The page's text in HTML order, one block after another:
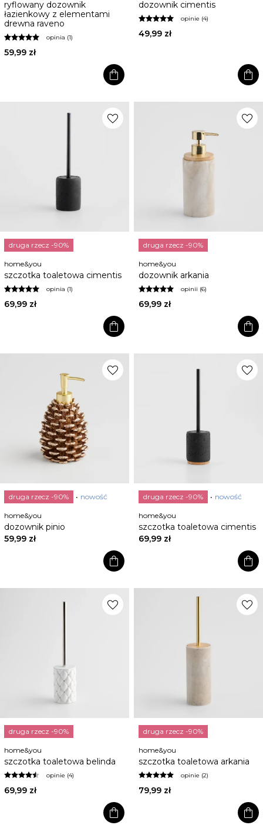
ryflowany dozownik
łazienkowy z elementami
drewna raveno
opinia (1)
59,99 zł
shopping_bag
dozownik cimentis
opinie (4)
49,99 zł
shopping_bag
favorite
druga rzecz -90%
home&you
szczotka toaletowa cimentis
opinia (1)
69,99 zł
shopping_bag
favorite
druga rzecz -90%
home&you
dozownik arkania
opinii (6)
69,99 zł
shopping_bag
favorite
druga rzecz -90% nowość
home&you
dozownik pinio
59,99 zł
shopping_bag
favorite
druga rzecz -90% nowość
home&you
szczotka toaletowa cimentis
69,99 zł
shopping_bag
favorite
druga rzecz -90%
home&you
szczotka toaletowa belinda
opinie (4)
69,99 zł
shopping_bag
favorite
druga rzecz -90%
home&you
szczotka toaletowa arkania
opinie (2)
79,99 zł
shopping_bag